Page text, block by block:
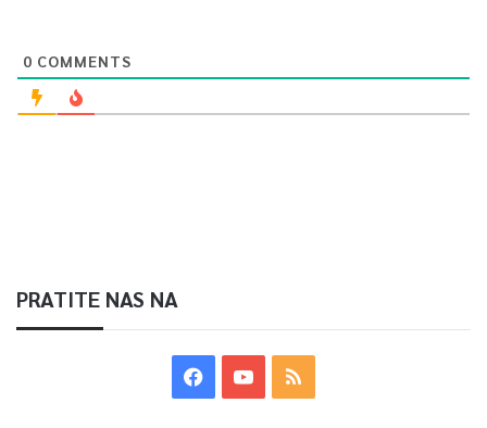
0 COMMENTS
PRATITE NAS NA